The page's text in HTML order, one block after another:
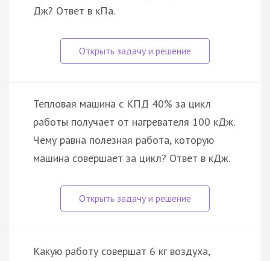
Дж? Ответ в кПа.
Тепловая машина с КПД 40% за цикл
работы получает от нагревателя 100 кДж.
Чему равна полезная работа, которую
машина совершает за цикл? Ответ в кДж.
Какую работу совершат 6 кг воздуха,